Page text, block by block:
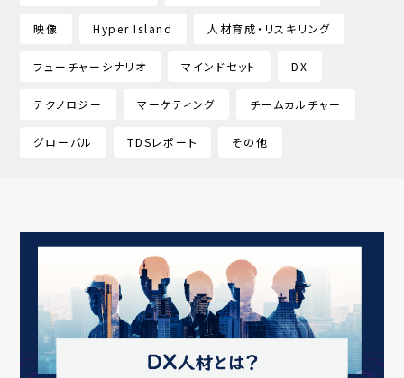
映像 Hyper Island 人材育成・リスキリング
フューチャーシナリオ マインドセット DX
テクノロジー マーケティング チームカルチャー
グローバル TDSレポート その他